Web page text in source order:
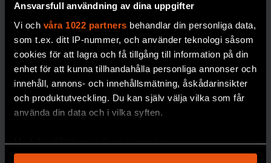
Ansvarsfull användning av dina uppgifter
Vi och våra 1022 partners behandlar din personliga data,
som t.ex. ditt IP-nummer, och använder teknologi såsom
cookies för att lagra och få tillgång till information på din
enhet för att kunna tillhandahålla personliga annonser och
innehåll, annons- och innehållsmätning, åskådarinsikter
och produktutveckling. Du kan själv välja vilka som får
använda din data och i vilka syften.
Med din tillåtelse skulle vi även vilja:
miljögifter
Miljöprovbanken vid
Naturhistoriska
riksmuseet är en av
världens äldsta och
mest omfattande. Nu
behöver den byggas
PREMIUM GIFTER